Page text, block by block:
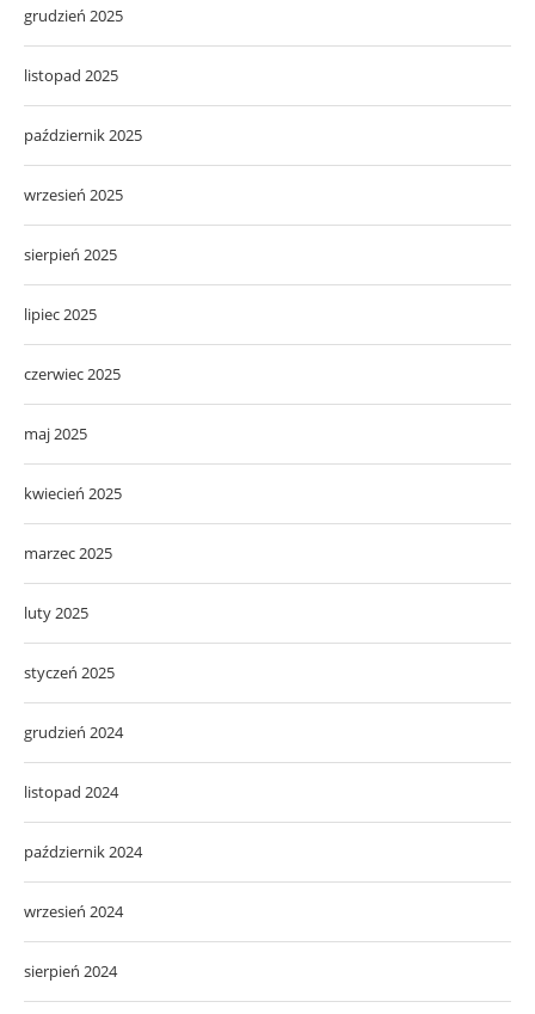
grudzień 2025
listopad 2025
październik 2025
wrzesień 2025
sierpień 2025
lipiec 2025
czerwiec 2025
maj 2025
kwiecień 2025
marzec 2025
luty 2025
styczeń 2025
grudzień 2024
listopad 2024
październik 2024
wrzesień 2024
sierpień 2024